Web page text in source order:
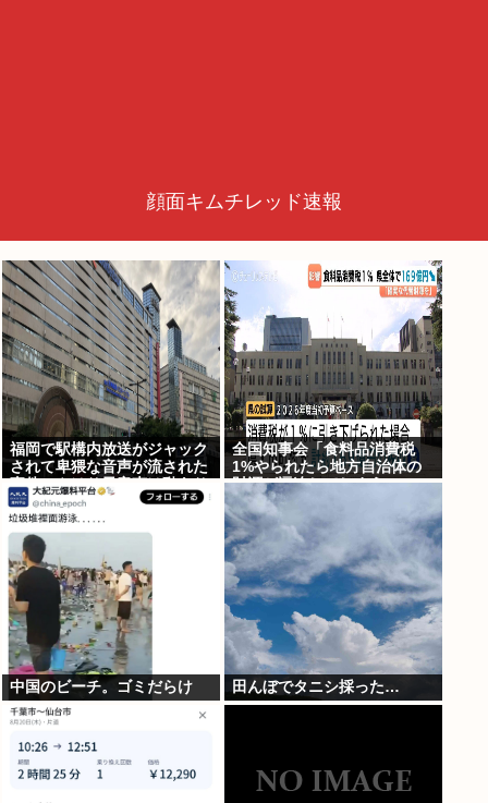
顔面キムチレッド速報
福岡で駅構内放送がジャック
されて卑猥な音声が流された
事件、やはり元音声は動あり
の動画だった
全国知事会「食料品消費税
1%やられたら地方自治体の
財源が逼迫してしまう 」…こ
の流れ地方税増税するしかな
いよ、もう
中国のビーチ。ゴミだらけ 田んぼでタニシ採った…